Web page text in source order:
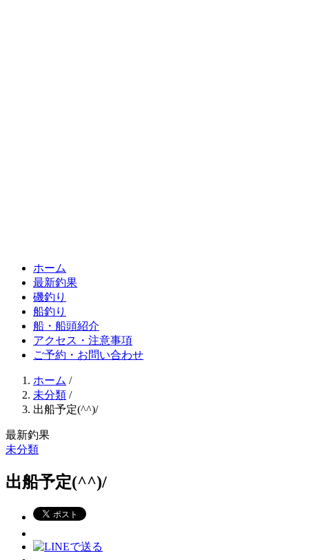
ホーム
最新釣果
磯釣り
船釣り
船・船頭紹介
アクセス・注意事項
ご予約・お問い合わせ
ホーム /
未分類 /
出船予定(^^)/
最新釣果
未分類
出船予定(^^)/